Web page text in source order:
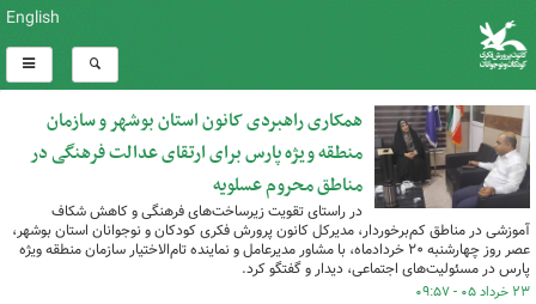
English
همکاری راهبردی کانون استان بوشهر و سازمان
منطقه ویژه پارس برای ارتقای عدالت فرهنگی در
مناطق محروم عسلویه
در راستای تقویت زیرساخت‌های فرهنگی و کاهش شکاف
آموزشی در مناطق کم‌برخوردار، مدیرکل کانون پرورش فکری کودکان و نوجوانان استان بوشهر،
عصر روز چهارشنبه ۲۰ خردادماه، با مشاور مدیرعامل و نماینده تام‌الاختیار سازمان منطقه ویژه
پارس در مسئولیت‌های اجتماعی، دیدار و گفتگو کرد.
۲۳ خرداد ۰۵ - ۰۹:۵۷